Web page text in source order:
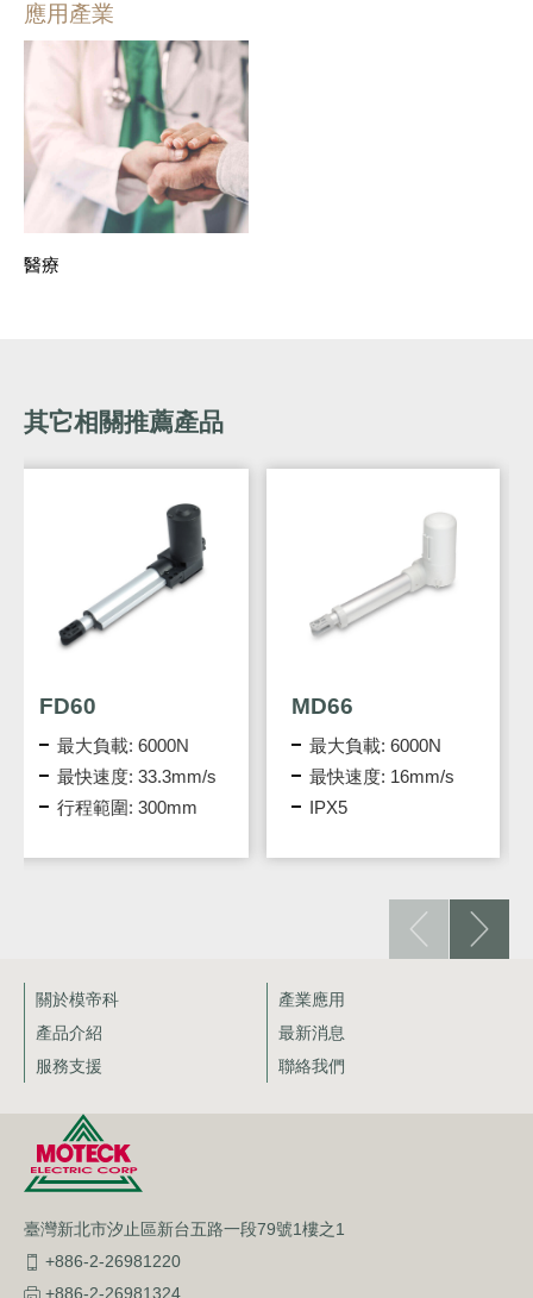
應用產業
醫療
其它相關推薦產品
MD66
最大負載: 6000N
最快速度: 16mm/s
IPX5
DPA-58-2920-C8
AC配接器
輸出：29V DC, 2A
IEC II級絕緣保護
關於模帝科
產業應用
產品介紹
最新消息
服務支援
聯絡我們
臺灣新北市汐止區新台五路一段79號1樓之1
+886-2-26981220
+886-2-26981324